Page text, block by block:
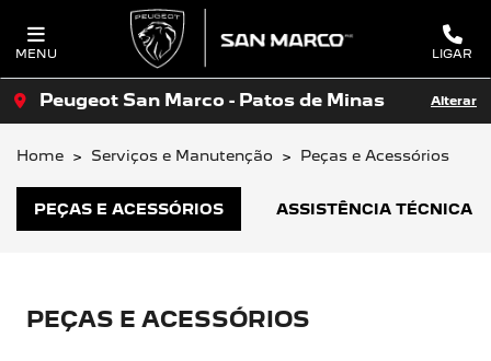
MENU LIGAR
Peugeot San Marco - Patos de Minas Alterar
Home Serviços e Manutenção Peças e Acessórios
ASSISTÊNCIA TÉCNICA
PEÇAS E ACESSÓRIOS
PEÇAS E ACESSÓRIOS